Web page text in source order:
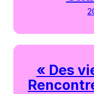
« Des